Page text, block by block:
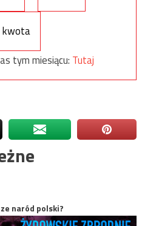
kwota
tym miesiącu: Tutaj
naród polski?